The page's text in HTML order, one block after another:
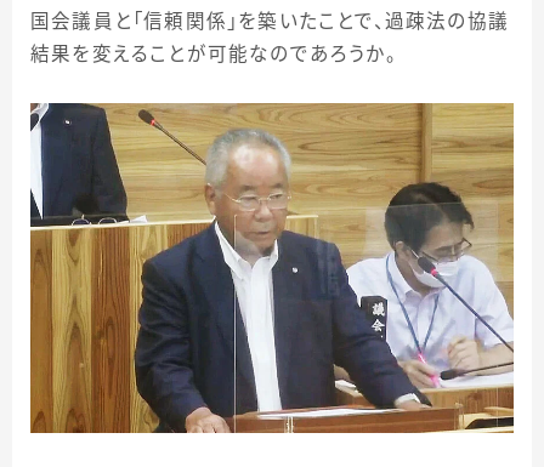
国会議員と「信頼関係」を築いたことで、過疎法の協議
結果を変えることが可能なのであろうか。